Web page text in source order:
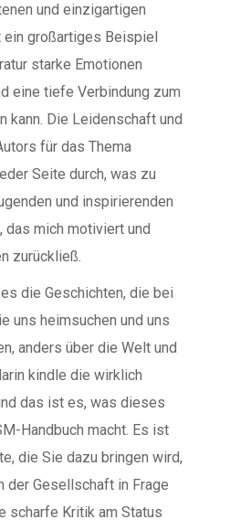
und einzigartigen
ein großartiges Beispiel
starke Emotionen
eine tiefe Verbindung zum
kann. Die Leidenschaft und
für das Thema
Seite durch, was zu
und inspirierenden
das mich motiviert und
zurückließ.
die Geschichten, die bei
uns heimsuchen und uns
anders über die Welt und
kindle die wirklich
das ist es, was dieses
Handbuch macht. Es ist
die Sie dazu bringen wird,
der Gesellschaft in Frage
scharfe Kritik am Status